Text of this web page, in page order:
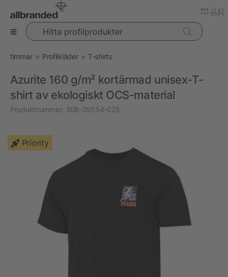
Hitta profilprodukter
timmar Profilkläder T-shirts
Azurite 160 g/m² kortärmad unisex-T-
shirt av ekologiskt OCS-material
Produktnummer: 308-39554-023
Priority